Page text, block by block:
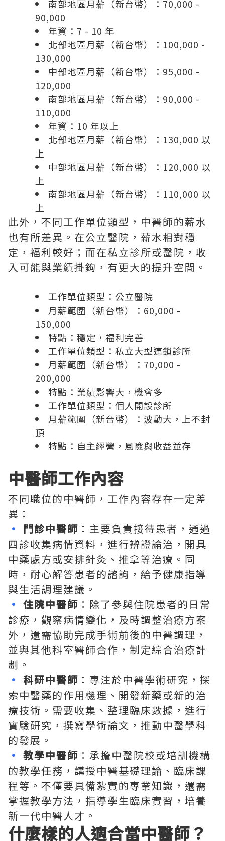
南部地區月薪（新台幣）：70,000 -
90,000
年資：7 - 10 年
北部地區月薪（新台幣）：100,000 -
130,000
中部地區月薪（新台幣）：95,000 -
120,000
南部地區月薪（新台幣）：90,000 -
110,000
年資：10 年以上
北部地區月薪（新台幣）：130,000 以
上
中部地區月薪（新台幣）：120,000 以
上
南部地區月薪（新台幣）：110,000 以
上
此外，不同工作單位類型，中醫師的薪水
也有所差異。在公立醫院，薪水相對穩
定，福利較好；而在私立診所或醫院，收
入可能與業績掛鉤，有更大的提升空間。
工作單位類型：公立醫院
月薪範圍（新台幣）：60,000 -
150,000
特點：穩定，福利完善
工作單位類型：私立大型連鎖診所
月薪範圍（新台幣）：70,000 -
200,000
特點：業績影響大，機會多
工作單位類型：個人開設診所
月薪範圍（新台幣）：波動大，上不封
頂
特點：自主經營，風險與收益並存
中醫師工作內容
不同職位的中醫師，工作內容存在一定差
異：
• 門診中醫師 ：主要負責接待患者，通過
四診收集病情資料，進行辨證論治，開具
中藥處方或安排針灸、推拿等治療。同
時，耐心解答患者的諮詢，給予健康指導
與生活調理建議。
• 住院中醫師 ：除了參與住院患者的日常
診療，觀察病情變化，及時調整治療方案
外，還需協助完成手術前後的中醫調理，
並與其他科室醫師合作，制定綜合治療計
劃。
• 科研中醫師 ：專注於中醫學術研究，探
索中醫藥的作用機理、開發新藥或新的治
療技術。需要收集、整理臨床數據，進行
實驗研究，撰寫學術論文，推動中醫學科
的發展。
• 教學中醫師 ：承擔中醫院校或培訓機構
的教學任務，講授中醫基礎理論、臨床課
程等。不僅要具備紮實的專業知識，還需
掌握教學方法，指導學生臨床實習，培養
新一代中醫人才。
什麼樣的人適合當中醫師？